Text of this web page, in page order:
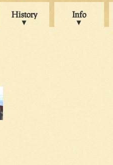
History Info